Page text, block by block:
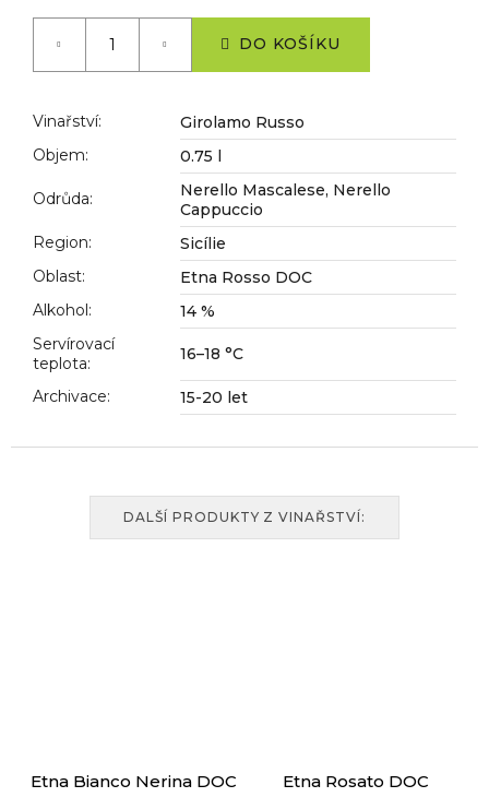
DO KOŠÍKU
Vinařství:
Girolamo Russo
Objem: 0.75 l
Odrůda:
Nerello Mascalese, Nerello
Cappuccio
Region:
Sicílie
Oblast:
Etna Rosso DOC
Alkohol:
14 %
Servírovací
teplota: 16–18 °C
Archivace: 15-20 let
DALŠÍ PRODUKTY Z VINAŘSTVÍ:
Etna Bianco Nerina DOC Etna Rosato DOC